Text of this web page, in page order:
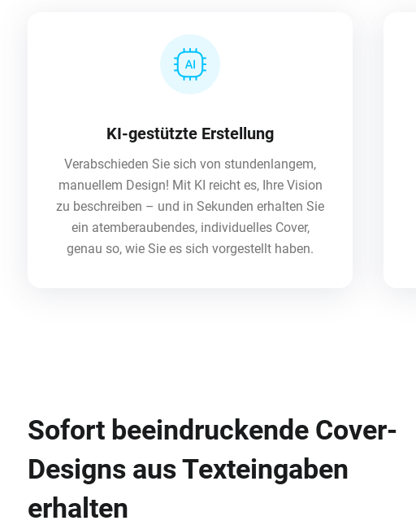
KI-gestützte Erstellung
Verabschieden Sie sich von stundenlangem,
manuellem Design! Mit KI reicht es, Ihre Vision
zu beschreiben – und in Sekunden erhalten Sie
ein atemberaubendes, individuelles Cover,
genau so, wie Sie es sich vorgestellt haben.
Sofort beeindruckende Cover-
Designs aus Texteingaben
erhalten